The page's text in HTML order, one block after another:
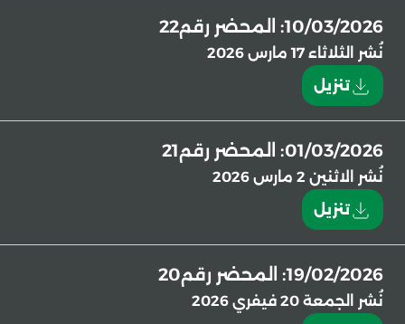
10/03/2026: المحضر رقم22
نُشر
الثلاثاء 17 مارس 2026
تنزيل
01/03/2026: المحضر رقم21
نُشر
الاثنين 2 مارس 2026
تنزيل
19/02/2026: المحضر رقم20
نُشر
الجمعة 20 فيفري 2026